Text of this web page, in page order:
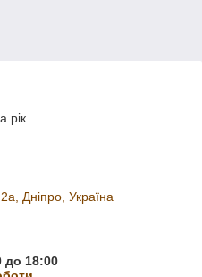
рік
Дніпро, Україна
до 18:00